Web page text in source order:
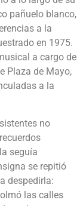
pañuelo blanco,
a la
en 1975.
a cargo de
Plaza de Mayo,
a la
no
seguía
se repitió
despedirla:
las calles